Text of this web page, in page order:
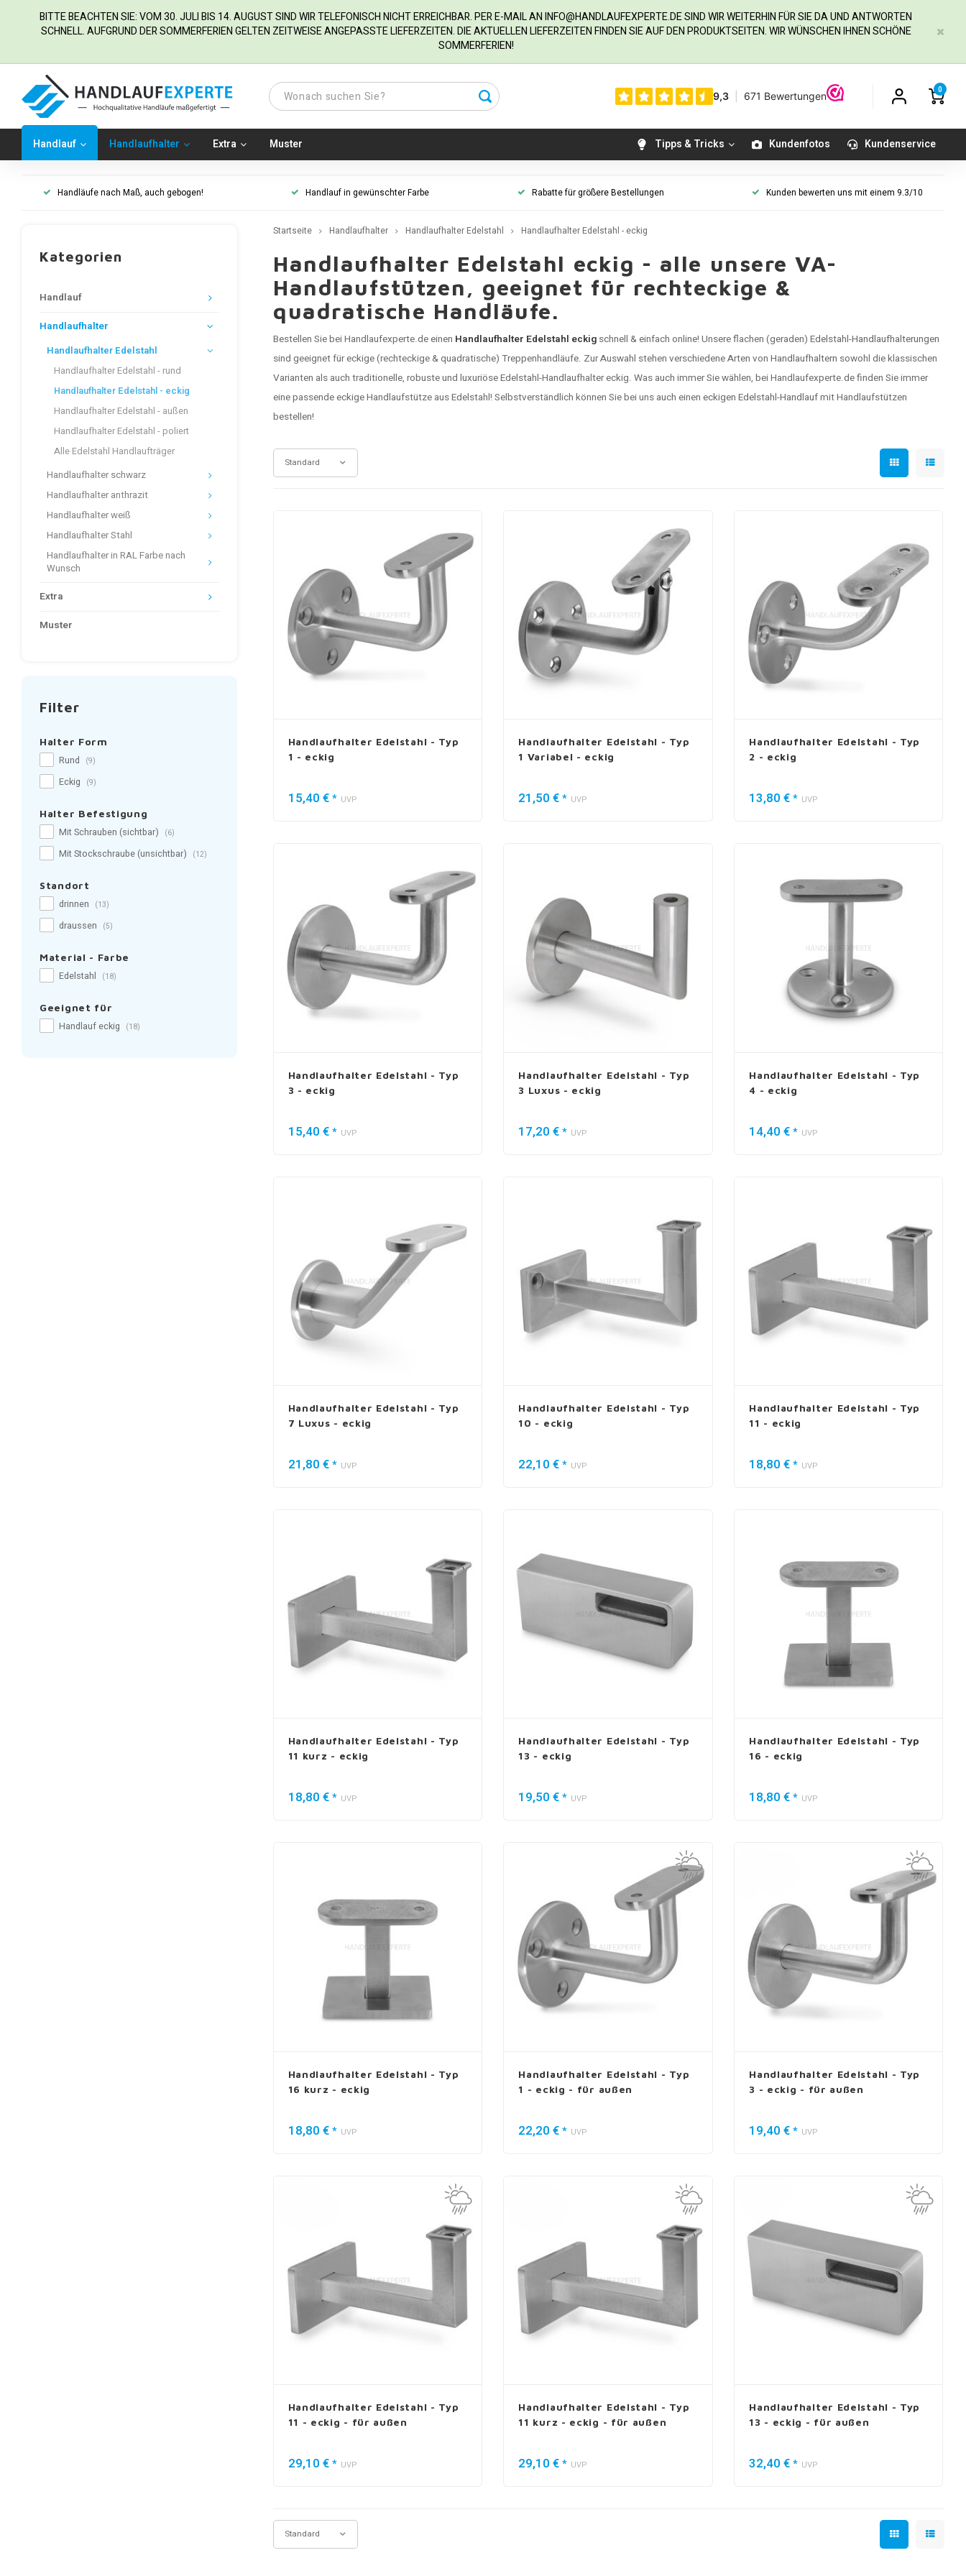
BITTE BEACHTEN SIE: VOM 30. JULI BIS 14. AUGUST SIND WIR TELEFONISCH NICHT ERREICHBAR. PER E-MAIL ANINFO@HANDLAUFEXPERTE.DESIND WIR WEITERHIN FÜR SIE DA UND ANTWORTEN
SCHNELL. AUFGRUND DER SOMMERFERIEN GELTEN ZEITWEISE ANGEPASSTE LIEFERZEITEN. DIE AKTUELLEN LIEFERZEITEN FINDEN SIE AUF DEN PRODUKTSEITEN. WIR WÜNSCHEN IHNEN SCHÖNE
SOMMERFERIEN!
0
Handlauf Handlaufhalter Extra Muster Tipps & Tricks Kundenfotos Kundenservice
Handläufe nach Maß, auch gebogen! Handlauf in gewünschter Farbe Rabatte für größere Bestellungen Kunden bewerten uns mit einem 9.3/10
Kategorien
Handlauf
Handlaufhalter
Handlaufhalter Edelstahl
Handlaufhalter Edelstahl - rund
Handlaufhalter Edelstahl - eckig
Handlaufhalter Edelstahl - außen
Handlaufhalter Edelstahl - poliert
Alle Edelstahl Handlaufträger
Handlaufhalter schwarz
Handlaufhalter anthrazit
Handlaufhalter weiß
Handlaufhalter Stahl
Handlaufhalter in RAL Farbe nach
Wunsch
Extra
Muster
Filter
Halter Form
Rund (9)
Eckig (9)
Halter Befestigung
Mit Schrauben (sichtbar) (6)
Mit Stockschraube (unsichtbar) (12)
Standort
drinnen (13)
draussen (5)
Material - Farbe
Edelstahl (18)
Geeignet für
Handlauf eckig (18)
Startseite Handlaufhalter Handlaufhalter Edelstahl Handlaufhalter Edelstahl - eckig
Handlaufhalter Edelstahl eckig - alle unsere VA-
Handlaufstützen, geeignet für rechteckige &
quadratische Handläufe.
Bestellen Sie bei Handlaufexperte.de einen Handlaufhalter Edelstahl eckig schnell & einfach online! Unsere flachen (geraden) Edelstahl-Handlaufhalterungen
sind geeignet für eckige (rechteckige & quadratische) Treppenhandläufe. Zur Auswahl stehen verschiedene Arten von Handlaufhaltern sowohl die klassischen
Varianten als auch traditionelle, robuste und luxuriöse Edelstahl-Handlaufhalter eckig. Was auch immer Sie wählen, bei Handlaufexperte.de finden Sie immer
eine passende eckige Handlaufstütze aus Edelstahl! Selbstverständlich können Sie bei uns auch einen eckigen Edelstahl-Handlaufmit Handlaufstützen
bestellen!
Standard
Handlaufhalter Edelstahl - Typ
1 - eckig
15,40 €* UVP
Handlaufhalter Edelstahl - Typ
1 Variabel - eckig
21,50 €* UVP
Handlaufhalter Edelstahl - Typ
2 - eckig
13,80 €* UVP
Handlaufhalter Edelstahl - Typ
3 - eckig
15,40 €* UVP
Handlaufhalter Edelstahl - Typ
3 Luxus - eckig
17,20 €* UVP
Handlaufhalter Edelstahl - Typ
4 - eckig
14,40 €* UVP
Handlaufhalter Edelstahl - Typ
7 Luxus - eckig
21,80 €* UVP
Handlaufhalter Edelstahl - Typ
10 - eckig
22,10 €* UVP
Handlaufhalter Edelstahl - Typ
11 - eckig
18,80 €* UVP
Handlaufhalter Edelstahl - Typ
11 kurz - eckig
18,80 €* UVP
Handlaufhalter Edelstahl - Typ
13 - eckig
19,50 €* UVP
Handlaufhalter Edelstahl - Typ
16 - eckig
18,80 €* UVP
Handlaufhalter Edelstahl - Typ
16 kurz - eckig
18,80 €* UVP
Handlaufhalter Edelstahl - Typ
1 - eckig - für außen
22,20 €* UVP
Handlaufhalter Edelstahl - Typ
3 - eckig - für außen
19,40 €* UVP
Handlaufhalter Edelstahl - Typ
11 - eckig - für außen
29,10 €* UVP
Handlaufhalter Edelstahl - Typ
11 kurz - eckig - für außen
29,10 €* UVP
Handlaufhalter Edelstahl - Typ
13 - eckig - für außen
32,40 €* UVP
Standard